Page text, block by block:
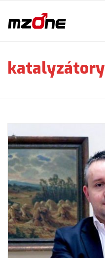
katalyzátory